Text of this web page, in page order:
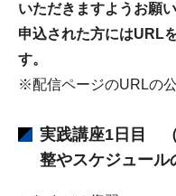
いただきますようお願
申込された方にはURL
す。
※配信ページのURLの
実践講座1日目
整やスケジュール